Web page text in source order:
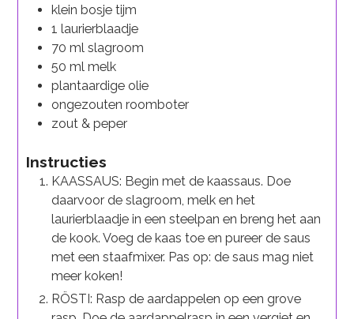
klein bosje tijm
1 laurierblaadje
70 ml slagroom
50 ml melk
plantaardige olie
ongezouten roomboter
zout & peper
Instructies
KAASSAUS: Begin met de kaassaus. Doe
daarvoor de slagroom, melk en het
laurierblaadje in een steelpan en breng het aan
de kook. Voeg de kaas toe en pureer de saus
met een staafmixer. Pas op: de saus mag niet
meer koken!
RÖSTI: Rasp de aardappelen op een grove